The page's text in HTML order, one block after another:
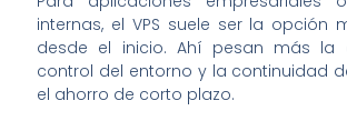
internas, el VPS suele ser la opción
desde el inicio. Ahí pesan más la
control del entorno y la continuidad
el ahorro de corto plazo.